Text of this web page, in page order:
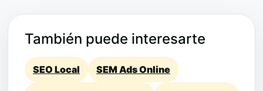
También puede interesarte
SEO Local SEM Ads Online